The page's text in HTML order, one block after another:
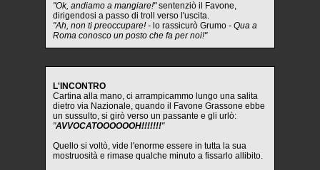
"Ok, andiamo a mangiare!"sentenziò il Favone,
dirigendosi a passo di troll verso l'uscita.
"Ah, non ti preoccupare! - lo rassicurò Grumo - Qua a
Roma conosco un posto che fa per noi!"
L'INCONTRO
Cartina alla mano, ci arrampicammo lungo una salita
dietro via Nazionale, quando il Favone Grassone ebbe
un sussulto, si girò verso un passante e gli urlò:
"AVVOCATOOOOOOH!!!!!!!"
Quello si voltò, vide l'enorme essere in tutta la sua
mostruosità e rimase qualche minuto a fissarlo allibito.